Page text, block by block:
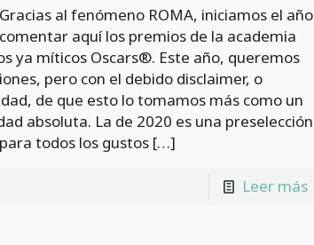
al fenómeno ROMA, iniciamos el año
aquí los premios de la academia
ya míticos Oscars®. Este año, queremos
pero con el debido disclaimer, o
de que esto lo tomamos más como un
absoluta. La de 2020 es una preselección
todos los gustos […]
Leer más